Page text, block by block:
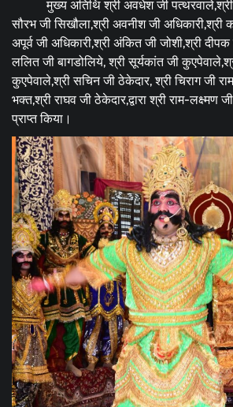
मुख्य अतिथि श्री अवधेश जी पत्थरवाले,श्री
सौरभ जी सिखौला,श्री अवनीश जी अधिकारी,श्री
अपूर्व जी अधिकारी,श्री अंकित जी जोशी,श्री दीपक
ललित जी बागडोलिये, श्री सूर्यकांत जी
कुएपेवाले,श्री सचिन जी ठेकेदार, श्री चिराग जी
भक्त,श्री राघव जी ठेकेदार,द्वारा श्री राम-लक्ष्मण
प्राप्त किया।